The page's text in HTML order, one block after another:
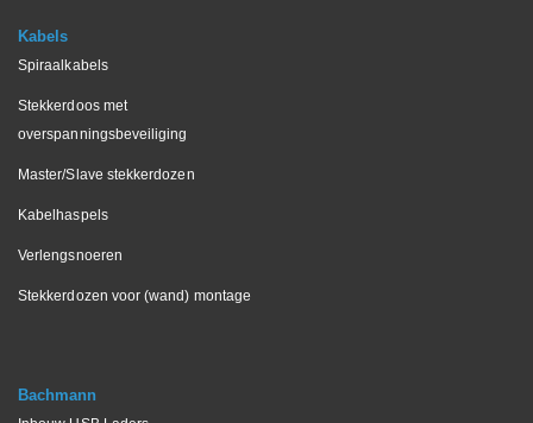
Kabels
Spiraalkabels
Stekkerdoos met
overspanningsbeveiliging
Master/Slave stekkerdozen
Kabelhaspels
Verlengsnoeren
Stekkerdozen voor (wand) montage
Bachmann